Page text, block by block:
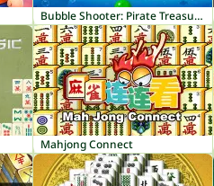
Bubble Shooter: Pirate Treasures
Mahjong Connect